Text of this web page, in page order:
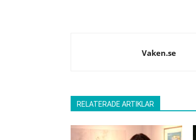
Vaken.se
RELATERADE ARTIKLAR